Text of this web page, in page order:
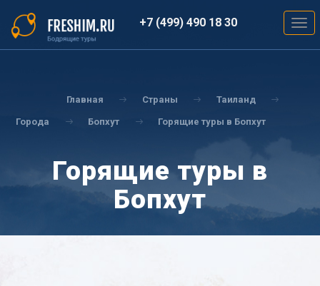
основному
содержанию
+7 (499) 490 18 30
Главная Страны Таиланд
Города Бопхут Горящие туры в Бопхут
Горящие туры в
Бопхут